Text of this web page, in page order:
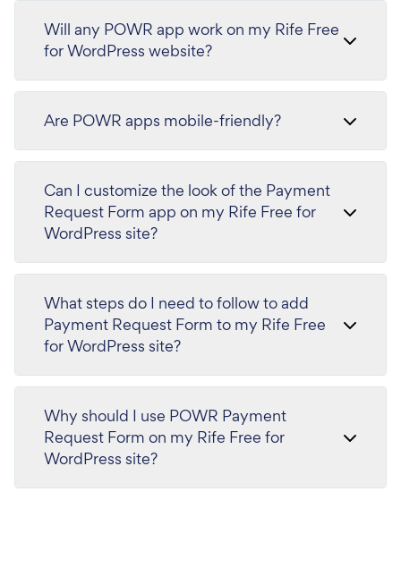
Will any POWR app work on my Rife Free
for WordPress website?
Are POWR apps mobile-friendly?
Can I customize the look of the Payment
Request Form app on my Rife Free for
WordPress site?
What steps do I need to follow to add
Payment Request Form to my Rife Free
for WordPress site?
Why should I use POWR Payment
Request Form on my Rife Free for
WordPress site?